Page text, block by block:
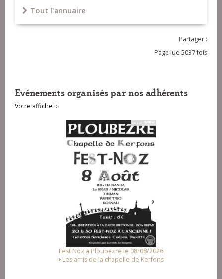
Tout l'annuaire
Partager :
Page lue 5037 fois
Evénements organisés par nos adhérents
Votre affiche ici
Fest Noz a Ploubezre le 08/08/2026
Les amis de la chapelle de Kerfons